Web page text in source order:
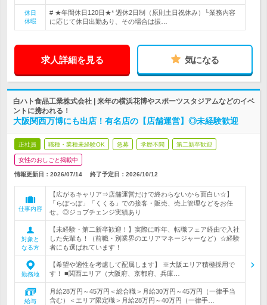
休日
休暇
# ★年間休日120日★* 週休2日制（原則土日祝休み）└業務内容
に応じて休日出勤あり、その場合は振…
求人詳細を見る 気になる
白ハト食品工業株式会社 | 来年の横浜花博やスポーツスタジアムなどのイベ
ントに携われる！
大阪関西万博にも出店！有名店の【店舗運営】◎未経験歓迎
正社員 職種・業種未経験OK 急募 学歴不問 第二新卒歓迎
女性のおしごと掲載中
情報更新日：2026/07/14 終了予定日： 2026/10/12
仕事内容
【広がるキャリア⇒店舗運営だけで終わらないから面白い☆】
「らぽっぽ」「くくる」での接客・販売、売上管理などをお任
せ。◎ジョブチェンジ実績あり
対象と
なる方
【未経験・第二新卒歓迎！】実際に昨年、転職フェア経由で入社
した先輩も！（前職・別業界のエリアマネージャーなど）☆経験
者にも選ばれています！
勤務地
【希望や適性を考慮して配属します】 ※大阪エリア積極採用で
す！ ■関西エリア（大阪府、京都府、兵庫…
給与
月給28万円～45万円＜総合職＞月給30万円～45万円（一律手当
含む）＜エリア限定職＞月給28万円～40万円（一律手…